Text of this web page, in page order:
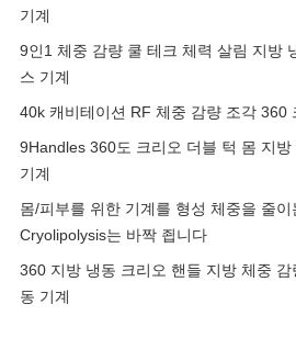
기계
9인1 체중 감량 쿨 테크 체력 살림 지방
스 기계
40k 캐비테이션 RF 체중 감량 조각 360
9Handles 360도 크리오 더블 턱 몸 지
기계
몸/피부를 위한 기계를 형성 체중을 줄
Cryolipolysis는 바짝 죕니다
360 지방 냉동 크리오 핸들 지방 체중
동 기계